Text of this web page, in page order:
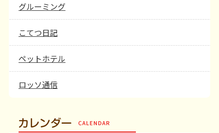
グルーミング
こてつ日記
ペットホテル
ロッソ通信
カレンダー